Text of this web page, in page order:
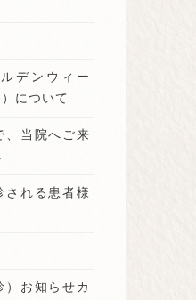
デンウィー
について
、当院へご来
される患者様
）お知らせカ